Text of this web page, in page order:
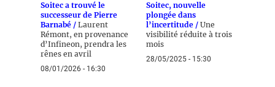
Soitec a trouvé le
successeur de Pierre
Barnabé / Laurent
Rémont, en provenance
d’Infineon, prendra les
rênes en avril
08/01/2026 - 16:30
Soitec, nouvelle
plongée dans
l’incertitude / Une
visibilité réduite à trois
mois
28/05/2025 - 15:30